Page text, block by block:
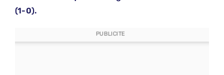
(1-0).
PUBLICITE